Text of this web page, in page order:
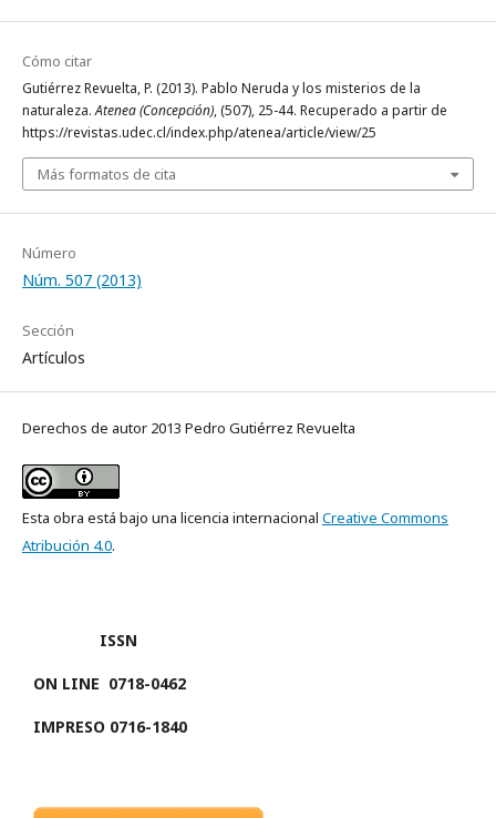
Cómo citar
Gutiérrez Revuelta, P. (2013). Pablo Neruda y los misterios de la
naturaleza.Atenea (Concepción), (507), 25-44. Recuperado a partir de
https://revistas.udec.cl/index.php/atenea/article/view/25
Más formatos de cita
Número
Núm. 507 (2013)
Sección
Artículos
Derechos de autor 2013 Pedro Gutiérrez Revuelta
Esta obra está bajo una licencia internacional Creative Commons
Atribución 4.0.
ISSN
ON LINE 0718-0462
IMPRESO 0716-1840